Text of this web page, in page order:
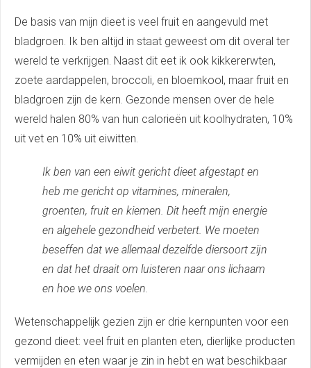
De basis van mijn dieet is veel fruit en aangevuld met
bladgroen. Ik ben altijd in staat geweest om dit overal ter
wereld te verkrijgen. Naast dit eet ik ook kikkererwten,
zoete aardappelen, broccoli, en bloemkool, maar fruit en
bladgroen zijn de kern. Gezonde mensen over de hele
wereld halen 80% van hun calorieën uit koolhydraten, 10%
uit vet en 10% uit eiwitten.
Ik ben van een eiwit gericht dieet afgestapt en
heb me gericht op vitamines, mineralen,
groenten, fruit en kiemen. Dit heeft mijn energie
en algehele gezondheid verbetert. We moeten
beseffen dat we allemaal dezelfde diersoort zijn
en dat het draait om luisteren naar ons lichaam
en hoe we ons voelen.
Wetenschappelijk gezien zijn er drie kernpunten voor een
gezond dieet: veel fruit en planten eten, dierlijke producten
vermijden en eten waar je zin in hebt en wat beschikbaar